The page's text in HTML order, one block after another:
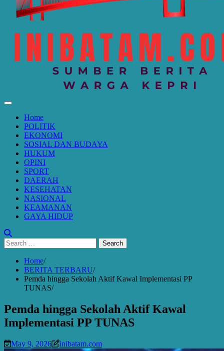
Home
POLITIK
EKONOMI
SOSIAL DAN BUDAYA
HUKUM
OPINI
SPORT
DAERAH
KESEHATAN
NASIONAL
KEAMANAN
GAYA HIDUP
Search
for:
Home
BERITA TERBARU
Pemda hingga Sekolah Aktif Kawal Implementasi PP
TUNAS
Pemda hingga Sekolah Aktif Kawal
Implementasi PP TUNAS
May 9, 2026 inibatam.com